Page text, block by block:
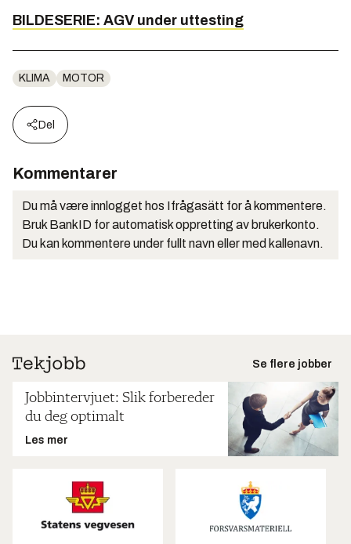
BILDESERIE: AGV under uttesting
KLIMA MOTOR
Del
Kommentarer
Du må være innlogget hos Ifrågasätt for å kommentere.
Bruk BankID for automatisk oppretting av brukerkonto.
Du kan kommentere under fullt navn eller med kallenavn.
Se flere jobber
Jobbintervjuet: Slik forbereder
du deg optimalt
Les mer